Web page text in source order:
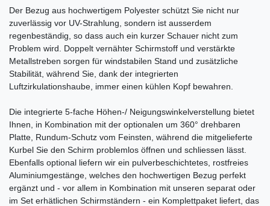
Der Bezug aus hochwertigem Polyester schützt Sie nicht nur
zuverlässig vor UV-Strahlung, sondern ist ausserdem
regenbeständig, so dass auch ein kurzer Schauer nicht zum
Problem wird. Doppelt vernähter Schirmstoff und verstärkte
Metallstreben sorgen für windstabilen Stand und zusätzliche
Stabilität, während Sie, dank der integrierten
Luftzirkulationshaube, immer einen kühlen Kopf bewahren.
Die integrierte 5-fache Höhen-/ Neigungswinkelverstellung bietet
Ihnen, in Kombination mit der optionalen um 360° drehbaren
Platte, Rundum-Schutz vom Feinsten, während die mitgelieferte
Kurbel Sie den Schirm problemlos öffnen und schliessen lässt.
Ebenfalls optional liefern wir ein pulverbeschichtetes, rostfreies
Aluminiumgestänge, welches den hochwertigen Bezug perfekt
ergänzt und - vor allem in Kombination mit unseren separat oder
im Set erhätlichen Schirmständern - ein Komplettpaket liefert, das